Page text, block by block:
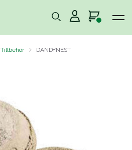
Tillbehör DANDYNEST